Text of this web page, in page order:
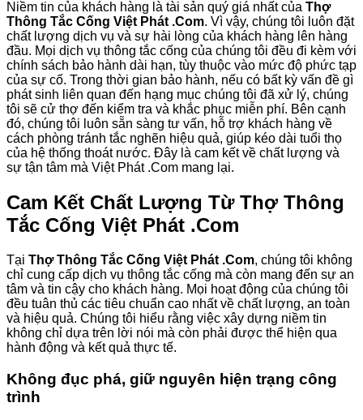
Niềm tin của khách hàng là tài sản quý giá nhất của Thợ
Thông Tắc Cống Việt Phát .Com. Vì vậy, chúng tôi luôn đặt
chất lượng dịch vụ và sự hài lòng của khách hàng lên hàng
đầu. Mọi dịch vụ thông tắc cống của chúng tôi đều đi kèm với
chính sách bảo hành dài hạn, tùy thuộc vào mức độ phức tạp
của sự cố. Trong thời gian bảo hành, nếu có bất kỳ vấn đề gì
phát sinh liên quan đến hạng mục chúng tôi đã xử lý, chúng
tôi sẽ cử thợ đến kiểm tra và khắc phục miễn phí. Bên cạnh
đó, chúng tôi luôn sẵn sàng tư vấn, hỗ trợ khách hàng về
cách phòng tránh tắc nghẽn hiệu quả, giúp kéo dài tuổi thọ
của hệ thống thoát nước. Đây là cam kết về chất lượng và
sự tận tâm mà Việt Phát .Com mang lại.
Cam Kết Chất Lượng Từ Thợ Thông
Tắc Cống Việt Phát .Com
Tại Thợ Thông Tắc Cống Việt Phát .Com, chúng tôi không
chỉ cung cấp dịch vụ thông tắc cống mà còn mang đến sự an
tâm và tin cậy cho khách hàng. Mọi hoạt động của chúng tôi
đều tuân thủ các tiêu chuẩn cao nhất về chất lượng, an toàn
và hiệu quả. Chúng tôi hiểu rằng việc xây dựng niềm tin
không chỉ dựa trên lời nói mà còn phải được thể hiện qua
hành động và kết quả thực tế.
Không đục phá, giữ nguyên hiện trạng công
trình